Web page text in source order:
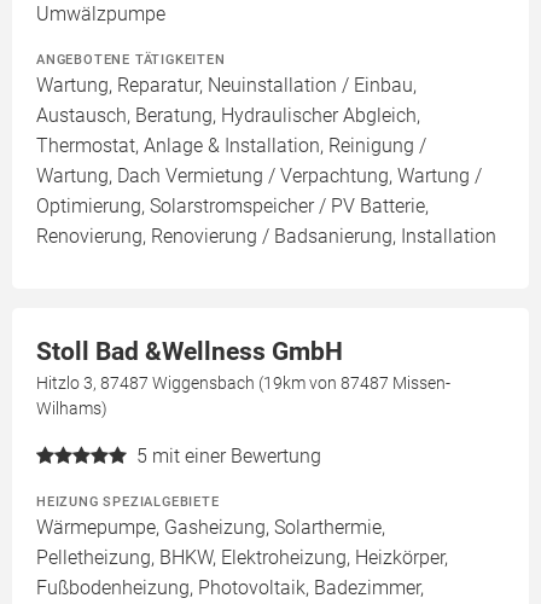
Umwälzpumpe
ANGEBOTENE TÄTIGKEITEN
Wartung, Reparatur, Neuinstallation / Einbau,
Austausch, Beratung, Hydraulischer Abgleich,
Thermostat, Anlage & Installation, Reinigung /
Wartung, Dach Vermietung / Verpachtung, Wartung /
Optimierung, Solarstromspeicher / PV Batterie,
Renovierung, Renovierung / Badsanierung, Installation
Stoll Bad &Wellness GmbH
Hitzlo 3, 87487 Wiggensbach (19km von 87487 Missen-
Wilhams)
5 mit einer Bewertung
HEIZUNG SPEZIALGEBIETE
Wärmepumpe, Gasheizung, Solarthermie,
Pelletheizung, BHKW, Elektroheizung, Heizkörper,
Fußbodenheizung, Photovoltaik, Badezimmer,